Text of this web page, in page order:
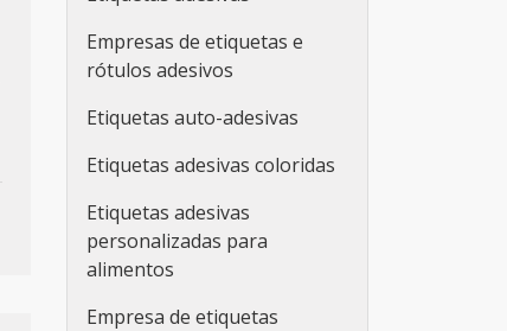
Empresas de etiquetas e
rótulos adesivos
Etiquetas auto-adesivas
Etiquetas adesivas coloridas
Etiquetas adesivas
personalizadas para
alimentos
Empresa de etiquetas